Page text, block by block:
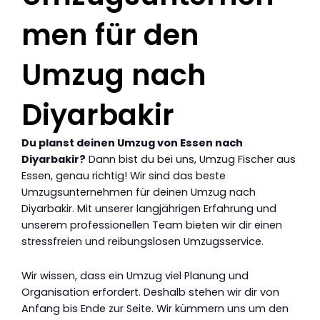
men für den
Umzug nach
Diyarbakir
Du planst deinen Umzug von Essen nach
Diyarbakir? Dann bist du bei uns, Umzug Fischer aus
Essen, genau richtig! Wir sind das beste
Umzugsunternehmen für deinen Umzug nach
Diyarbakir. Mit unserer langjährigen Erfahrung und
unserem professionellen Team bieten wir dir einen
stressfreien und reibungslosen Umzugsservice.
Wir wissen, dass ein Umzug viel Planung und
Organisation erfordert. Deshalb stehen wir dir von
Anfang bis Ende zur Seite. Wir kümmern uns um den